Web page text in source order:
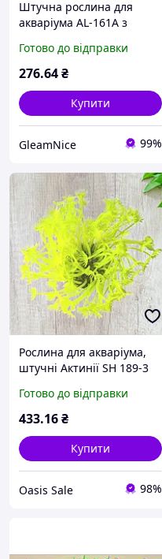
Штучна рослина для
акваріума AL-161A з
Готово до відправки
276.64₴
Купити
GleamNice 99%
Рослина для акваріума,
штучні Актинії SH 189-3
Готово до відправки
433.16₴
Купити
Oasis Sale 98%